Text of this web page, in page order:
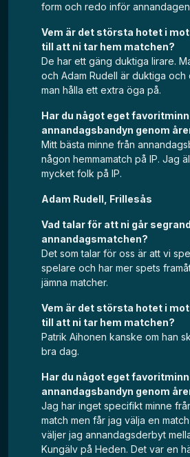
form och redo inför
Vem är det största hotet i
till att ni tar hem matchen?
De har ett gäng duktiga lirare.
och Adam Rudell är duktiga
man hålla ett extra öga på.
Har du något eget
annandagsbandyn genom
Mitt bästa minne från
någon hemmamatch på IP. Jag
mycket folk på IP.
Adam Rudell, Frillesås
Vad talar för att ni går
annandagsmatchen?
Det som talar för oss är att vi
spelare och har mer spets
jämna matcher.
Vem är det största hotet i
till att ni tar hem matchen?
Patrik Aihonen kanske om han
bra dag.
Har du något eget
annandagsbandyn genom
Jag har inget specifikt minne
match men får jag välja en
väljer jag annandagsderbyt
Kungälv på Heden. Det var en